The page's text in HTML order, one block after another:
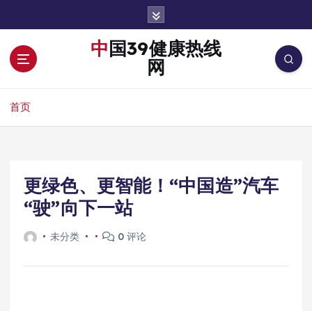
中国39健康热线
网
首页
更绿色、更智能！“中国造”汽车
“驶”向下一站
未分类 0 评论